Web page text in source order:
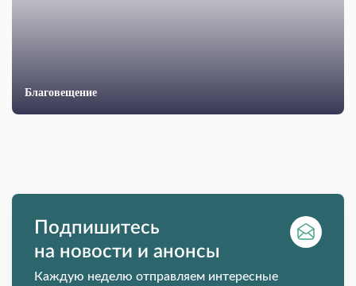
Благовещение
Подпишитесь
на новости и анонсы
Каждую неделю отправляем интересные